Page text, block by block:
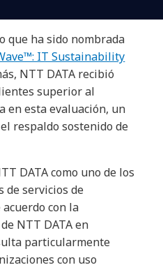
que ha sido nombrada
IT Sustainability
NTT DATA recibió
superior al
en esta evaluación, un
respaldo sostenido de
DATA como uno de los
de servicios de
con la
NTT DATA en
particularmente
con uso